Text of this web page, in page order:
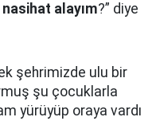
alayım?” diye
şehrimizde ulu bir
şu çocuklarla
yürüyüp oraya vardı